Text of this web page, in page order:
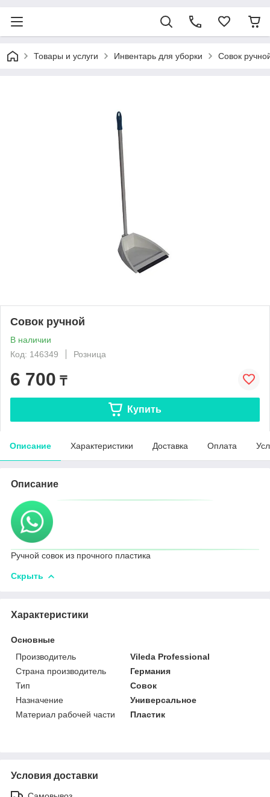
Товары и услуги Инвентарь для уборки Совок
Совок ручной
В наличии
Код: 146349
Розница
6 700 ₸
Купить
Описание Характеристики Доставка Оплата
Описание
Ручной совок из прочного пластика
Скрыть
Характеристики
Основные
Производитель
Vileda Professional
Страна производитель
Германия
Тип
Совок
Назначение
Универсальное
Материал рабочей части
Пластик
Условия доставки